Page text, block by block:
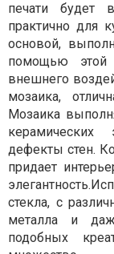
печати будет
практично для
основой,
помощью этой
внешнего
мозаика,
Мозаика
дефекты стен.
придает
стекла, с
металла и
подобных